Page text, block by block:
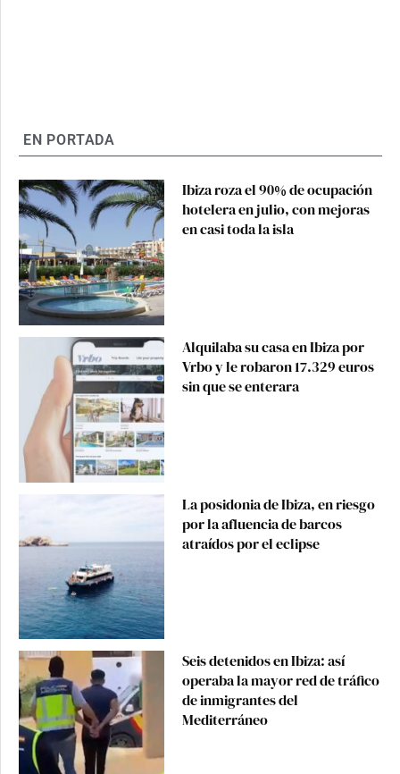
EN PORTADA
Ibiza roza el 90% de ocupación
hotelera en julio, con mejoras
en casi toda la isla
Alquilaba su casa en Ibiza por
Vrbo y le robaron 17.329 euros
sin que se enterara
La posidonia de Ibiza, en riesgo
por la afluencia de barcos
atraídos por el eclipse
Seis detenidos en Ibiza: así
operaba la mayor red de tráfico
de inmigrantes del
Mediterráneo